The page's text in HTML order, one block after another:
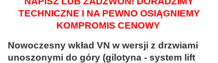
TECHNICZNE I NA PEWNO OSIĄGNIEMY
KOMPROMIS CENOWY
Nowoczesny wkład VN w wersji z drzwiami
unoszonymi do góry (gilotyna - system lift